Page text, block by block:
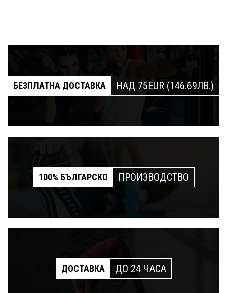
БЕЗПЛАТНА ДОСТАВКА НАД 75EUR (146.69ЛВ.)
100% БЪЛГАРСКО ПРОИЗВОДСТВО
ДОСТАВКА ДО 24 ЧАСА